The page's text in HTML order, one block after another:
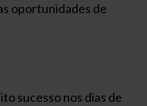
oportunidades de
sucesso nos dias de